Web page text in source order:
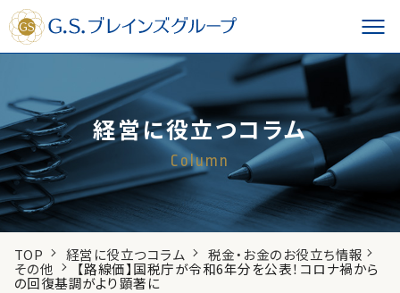
経営に役立つコラム
Column
TOP 経営に役立つコラム 税金・お金のお役立ち情報
その他 【路線価】国税庁が令和6年分を公表！コロナ禍から
の回復基調がより顕著に